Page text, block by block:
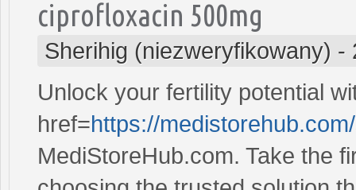
ciprofloxacin 500mg
Sherihig (niezweryfikowany) -
Unlock your fertility potential
href=https://
MediStoreHub.com. Take the